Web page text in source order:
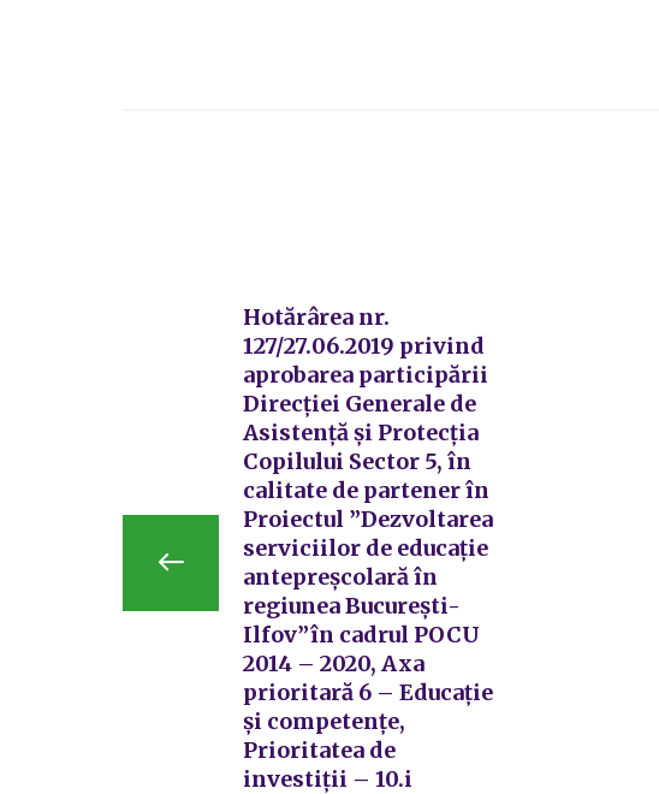
Hotărârea nr.
127/27.06.2019 privind
aprobarea participării
Direcției Generale de
Asistență și Protecția
Copilului Sector 5, în
calitate de partener în
Proiectul ”Dezvoltarea
serviciilor de educație
antepreșcolară în
regiunea București-
Ilfov”în cadrul POCU
2014 – 2020, Axa
prioritară 6 – Educație
și competențe,
Prioritatea de
investiții – 10.i